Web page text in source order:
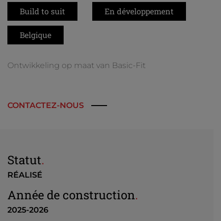
Build to suit En développement
Belgique
Ontwikkeling op maat van Basic-Fit
CONTACTEZ-NOUS
Statut.
RÉALISÉ
Année de construction.
2025-2026